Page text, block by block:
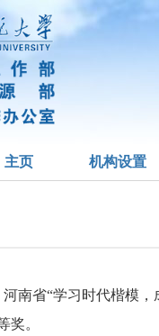
主页 机构设置
河南省“学习时代楷模
奖。